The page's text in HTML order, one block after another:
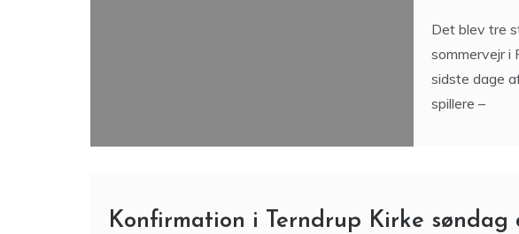
Det blev tre
sommervejr i
sidste dage
spillere –
Konfirmation i Terndrup Kirke søndag